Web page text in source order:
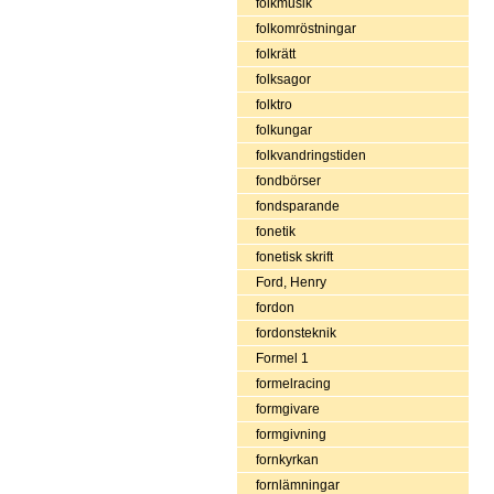
folkmusik
folkomröstningar
folkrätt
folksagor
folktro
folkungar
folkvandringstiden
fondbörser
fondsparande
fonetik
fonetisk skrift
Ford, Henry
fordon
fordonsteknik
Formel 1
formelracing
formgivare
formgivning
fornkyrkan
fornlämningar